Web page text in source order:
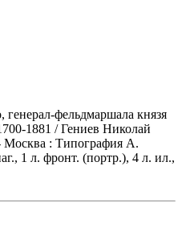
генерал-фельдмаршала князя
1881 / Гениев Николай
Москва : Типография А.
1 л. фронт. (портр.), 4 л. ил.,